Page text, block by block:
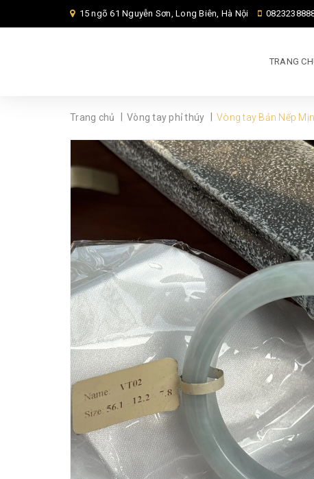
15 ngõ 61 Nguyễn Sơn, Long Biên, Hà Nội
TRANG
Trang chủ Vòng tay phỉ thúy Vòng tay Bản Nếp